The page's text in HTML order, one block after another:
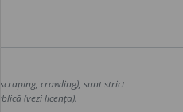
crawling), sunt strict
(vezi licența).